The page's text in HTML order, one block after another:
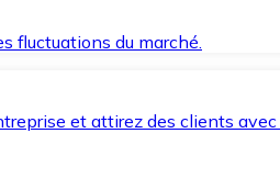
fluctuations du marché.
et attirez des clients